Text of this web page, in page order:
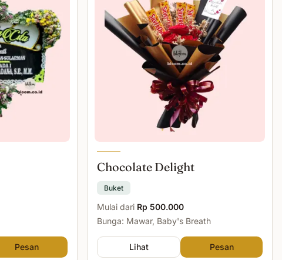
Pesan
Chocolate Delight
Buket
Mulai dari Rp 500.000
Bunga: Mawar, Baby's Breath
Lihat Pesan